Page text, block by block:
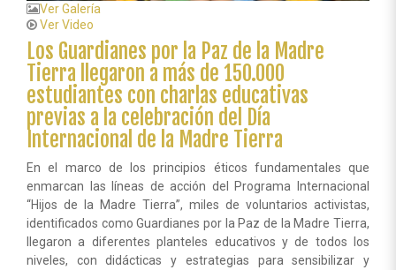
Ver Galería
Ver Video
Los Guardianes por la Paz de la Madre
Tierra llegaron a más de 150.000
estudiantes con charlas educativas
previas a la celebración del Día
Internacional de la Madre Tierra
En el marco de los principios éticos fundamentales que
enmarcan las líneas de acción del Programa Internacional
“Hijos de la Madre Tierra”, miles de voluntarios activistas,
identificados como Guardianes por la Paz de la Madre Tierra,
llegaron a diferentes planteles educativos y de todos los
niveles, con didácticas y estrategias para sensibilizar y